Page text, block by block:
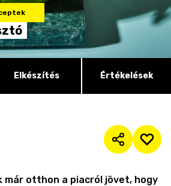
Elkészítés Értékelések
otthon a piacról jövet, hogy